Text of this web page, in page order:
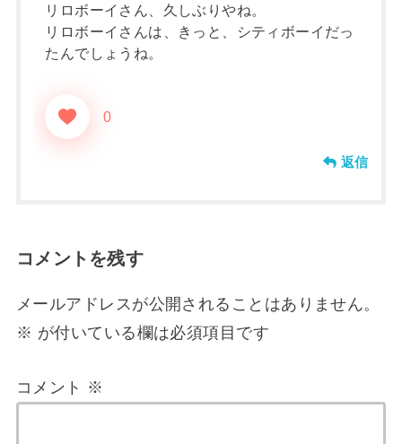
リロボーイさん、久しぶりやね。
リロボーイさんは、きっと、シティボーイだっ
たんでしょうね。
0
返信
コメントを残す
メールアドレスが公開されることはありません。
※ が付いている欄は必須項目です
コメント ※